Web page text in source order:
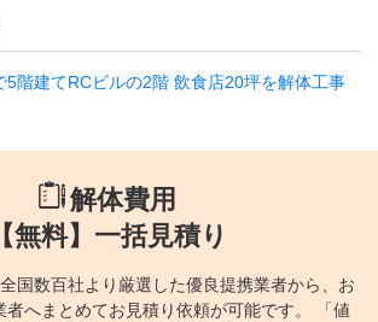
5階建てRCビルの2階 飲食店20坪を解体工事
解体費用
【無料】一括見積り
国数百社より厳選した優良提携業者から、 お
へまとめてお見積り依頼が可能です。
「値